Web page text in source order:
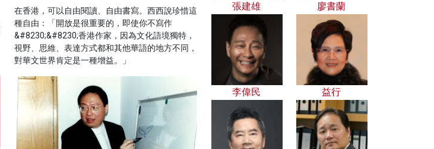
在香港，可以自由閱讀、自由書寫。西西說珍惜這
種自由：「開放是很重要的，即使你不寫作
&#8230;&#8230;香港作家，因為文化語境獨特，
視野、思維、表達方式都和其他華語的地方不同，
對華文世界肯定是一種增益。」
張建雄 廖書蘭
李偉民 益行